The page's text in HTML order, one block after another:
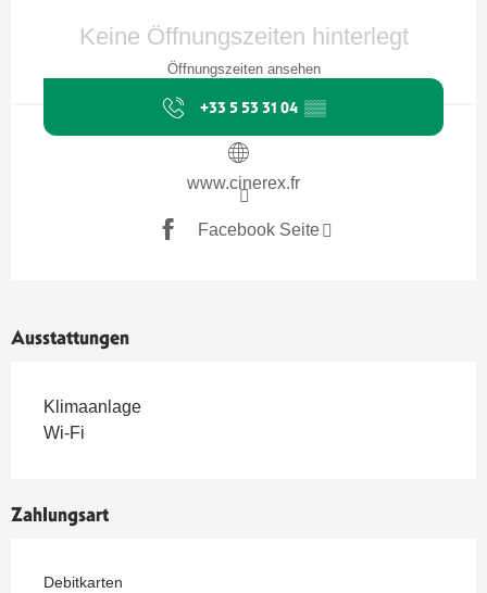
Keine Öffnungszeiten hinterlegt
Öffnungszeiten ansehen
+33 5 53 31 04 ▒▒
www.cinerex.fr
Facebook Seite
Ausstattungen
Klimaanlage
Wi-Fi
Zahlungsart
Debitkarten